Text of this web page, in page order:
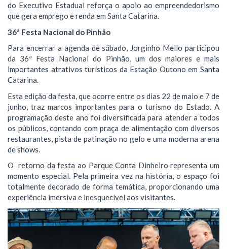
do Executivo Estadual reforça o apoio ao empreendedorismo
que gera emprego e renda em Santa Catarina.
​36ª Festa Nacional do Pinhão
​Para encerrar a agenda de sábado, Jorginho Mello participou
da 36ª Festa Nacional do Pinhão, um dos maiores e mais
importantes atrativos turísticos da Estação Outono em Santa
Catarina.
​Esta edição da festa, que ocorre entre os dias 22 de maio e 7 de
junho, traz marcos importantes para o turismo do Estado. A
programação deste ano foi diversificada para atender a todos
os públicos, contando com praça de alimentação com diversos
restaurantes, pista de patinação no gelo e uma moderna arena
de shows.
O retorno da festa ao Parque Conta Dinheiro representa um
momento especial. Pela primeira vez na história, o espaço foi
totalmente decorado de forma temática, proporcionando uma
experiência imersiva e inesquecível aos visitantes.